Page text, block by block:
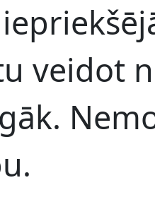
veidot